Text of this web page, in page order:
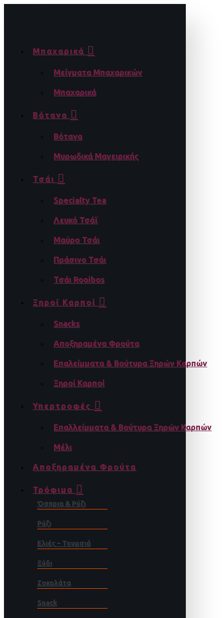
Μπαχαρικά
Μείγματα Μπαχαρικών
Μπαχαρικά
Βότανα
Βότανα
Μυρωδικά Μαγειρικής
Τσάι
Specialty Tea
Λευκό Τσάϊ
Μαύρο Τσάι
Πράσινο Τσάι
Τσάι Rooibos
Ξηροί Καρποί
Snacks
Αποξηραμένα Φρούτα
Επαλείμματα & Βούτυρα Ξηρών Καρπών
Ξηροί Καρποί
Υπερτροφές
Επαλλείμματα & Βούτυρα Ξηρών Καρπών
Μέλι
Αποξηραμένα Φρούτα
Τρόφιμα
Όσπρια & Ρύζι
Ρύζι
Ελιές – Τουρσιά
Ξύδι
Σοκολάτα
Snack